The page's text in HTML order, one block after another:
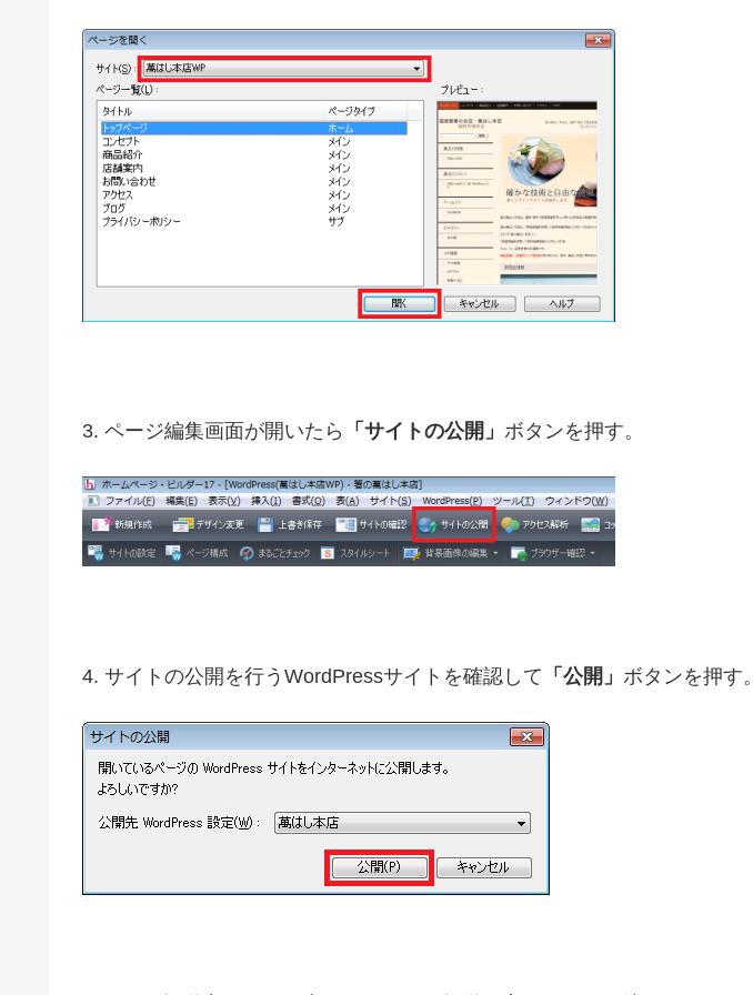
3. ページ編集画面が開いたら 「サイトの公開」 ボタンを押す。
4. サイトの公開を行うWordPressサイトを確認して 「公開」 ボタンを押す。